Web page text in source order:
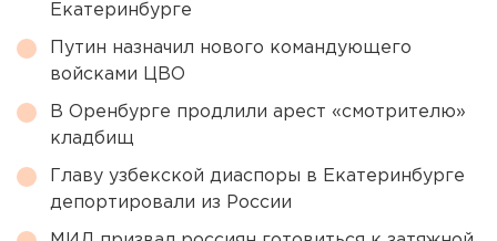
Екатеринбурге
Путин назначил нового командующего
войсками ЦВО
В Оренбурге продлили арест «смотрителю»
кладбищ
Главу узбекской диаспоры в Екатеринбурге
депортировали из России